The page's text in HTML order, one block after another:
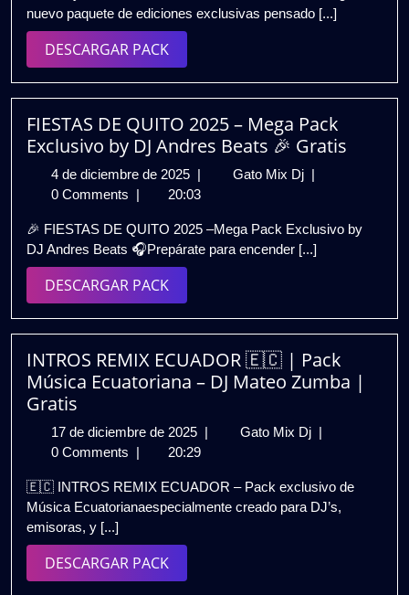
2026
VOL.
Ediciones
Exclusivas
para
Set
nuevo paquete de ediciones exclusivas pensado [...]
DESCARGAR PACKDESCARGAR
PACK
FIESTAS DE QUITO 2025 – Mega Pack
Exclusivo by DJ Andres Beats 🎉 Gratis
4 de diciembre de 2025 4
de
de
2025
| Gato Mix Dj FIESTAS
2025
–
by
DJ
Andres
Gratis
|
0 Comments | 20:03
🎉 FIESTAS DE QUITO 2025 –Mega Pack Exclusivo by
DJ Andres Beats 🎧Prepárate para encender [...]
DESCARGAR PACKDESCARGAR
PACK
INTROS REMIX ECUADOR 🇪🇨 | Pack
Música Ecuatoriana – DJ Mateo Zumba |
Gratis
17 de diciembre de 2025 17
de
de
2025
| Gato Mix Dj INTROS
🇪🇨
|
|
0 Comments | 20:29
🇪🇨 INTROS REMIX ECUADOR – Pack exclusivo de
Música Ecuatorianaespecialmente creado para DJ’s,
emisoras, y [...]
DESCARGAR PACKDESCARGAR
PACK